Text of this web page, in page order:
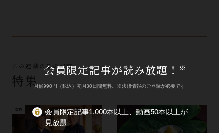
この連載の他の記事
特集
会員限定記事が読み放題！ ※
月額990円（税込）初月30日間無料。※決済情報のご登録が必要です
会員限定記事1,000本以上、動画50本以上が
見放題